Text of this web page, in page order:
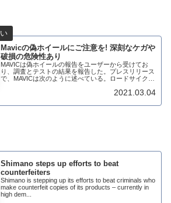
Mavicの偽ホイールにご注意を! 深刻なケガや
破損の危険性あり
MAVICは偽ホイールの報告をユーザーから受けてお
り、調査とテストの結果を報告した。プレスリリース
で、MAVICは次のように述べている。ロードサイクリ
り、2020年に自転車店に事故を報告した。こ...2021.03.04
Shimano steps up efforts to beat
counterfeiters
Shimano is stepping up its efforts to beat criminals who
make counterfeit copies of its products – currently in
high dem...